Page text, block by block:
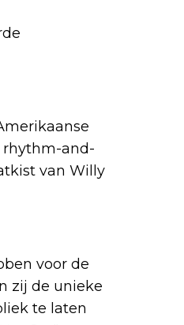
rhythm-and-
van Willy
voor de
zij de unieke
te laten